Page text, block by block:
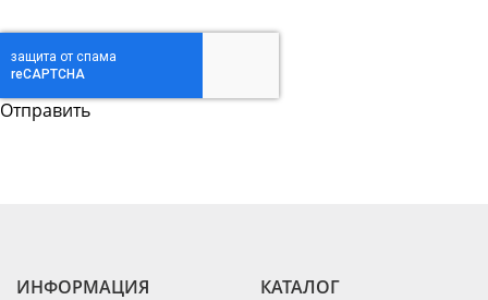
Труба бесшовная 530
ИНФОРМАЦИЯ
КАТАЛОГ